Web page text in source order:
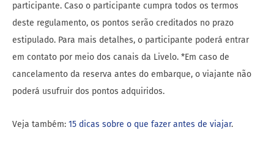
participante. Caso o participante cumpra todos os termos
deste regulamento, os pontos serão creditados no prazo
estipulado. Para mais detalhes, o participante poderá entrar
em contato por meio dos canais da Livelo. *Em caso de
cancelamento da reserva antes do embarque, o viajante não
poderá usufruir dos pontos adquiridos.
Veja também: 15 dicas sobre o que fazer antes de viajar.